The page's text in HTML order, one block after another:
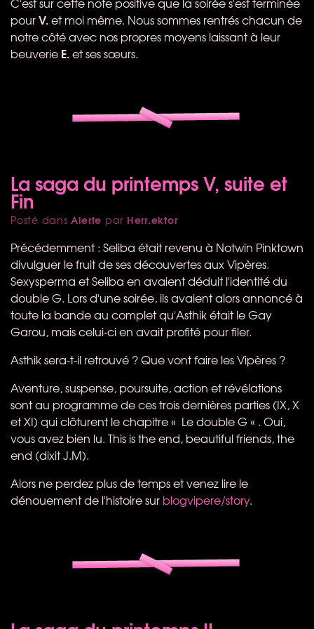
pourV.et moi même. Nous sommes rentrés chacun de
notre côté avec nos propres moyens laissant à leur
beuverie E.et ses sœurs.
La saga du printemps V, suite et
Fin
Posté dansAlerte par Herr.ektor
Précédemment : Seliba était revenu à Notwin Pinktown
divulguer le fruit de ses découvertes aux Vipères.
Sexysperma et Seliba en avaient déduit l'identité du
double G. Lors d'une soirée, ils avaient alors annoncé à
toute la bande au complet qu'Asthik était le Gay
Garou, mais celui-ci en avait profité pour filer.
Asthik sera-t-il retrouvé ? Que vont faire les Vipères ?
Aventure, suspense, poursuite, action et révélations
sont au programme de ces trois dernières parties (IX, X
et XI) qui clôturent le chapitre « Le double G « . Oui,
vous avez bien lu. This is the end, beautiful friends, the
end (dixit J.M).
Alors ne perdez plus de temps et venez lire le
dénouement de l'histoire sur blogvipere/story.